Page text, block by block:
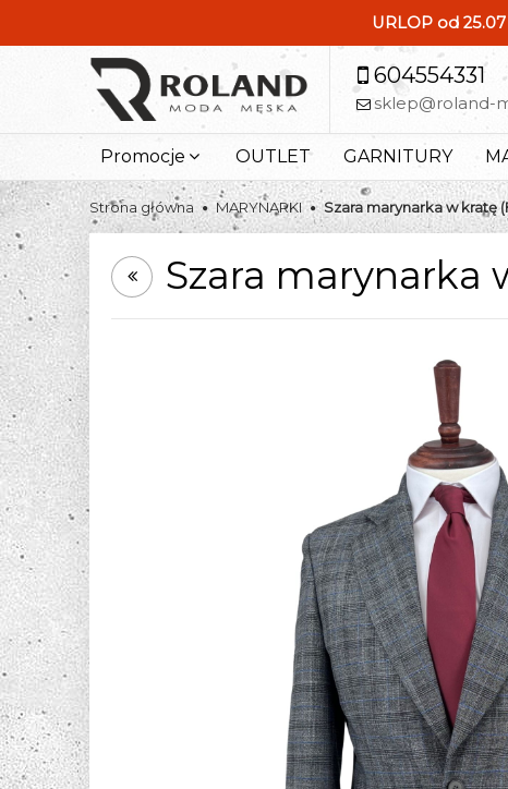
URLOP od
604554331
sklep@roland-
Promocje OUTLET GARNITURY
Strona główna MARYNARKI Szara marynarka w kratę
Szara marynarka